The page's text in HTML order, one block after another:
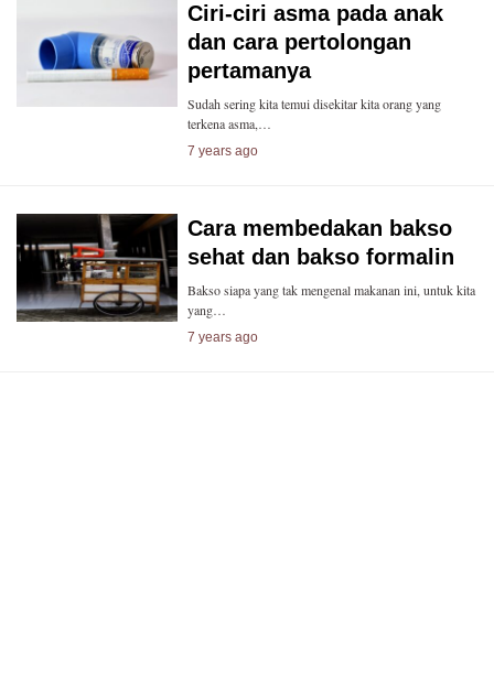
Ciri-ciri asma pada anak
dan cara pertolongan
pertamanya
Sudah sering kita temui disekitar kita orang yang
terkena asma,…
7 years ago
Cara membedakan bakso
sehat dan bakso formalin
Bakso siapa yang tak mengenal makanan ini, untuk kita
yang…
7 years ago